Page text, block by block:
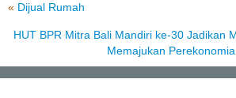
« Dijual Rumah
HUT BPR Mitra Bali Mandiri ke-30 Jadikan
Memajukan